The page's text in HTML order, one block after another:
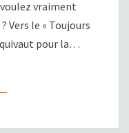
vraiment
Vers le « Toujours
pour la…
MORE